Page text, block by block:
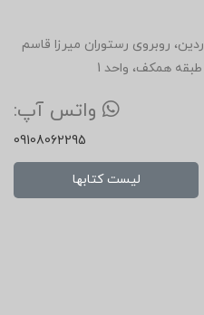
ابتدای خیابان 12 فروردین، روبروی رستوران میرزا قاسم
همکف، واحد 1
واتس آپ:
09108062295
لیست کتابها